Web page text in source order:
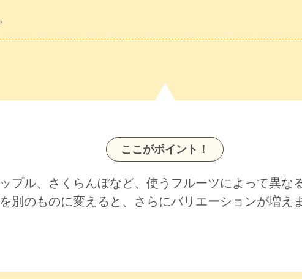
ここがポイント！
プル、さくらんぼなど、使うフルーツによって異な
を別のものに変えると、さらにバリエーションが増え